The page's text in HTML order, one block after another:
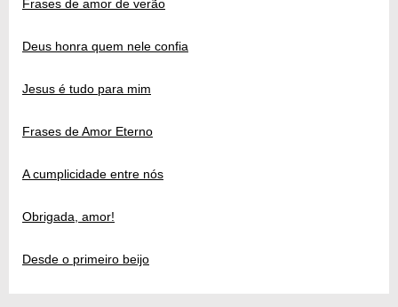
Frases de amor de verão
Deus honra quem nele confia
Jesus é tudo para mim
Frases de Amor Eterno
A cumplicidade entre nós
Obrigada, amor!
Desde o primeiro beijo